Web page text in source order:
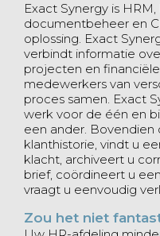
Exact Synergy is
documentbeheer en
oplossing. Exact
verbindt informatie
projecten en
medewerkers van
proces samen. Exact
werk voor de één en
een ander.
klanthistorie, vindt u
klacht, archiveert u
brief, coördineert u
vraagt u eenvoudig
Zou het niet